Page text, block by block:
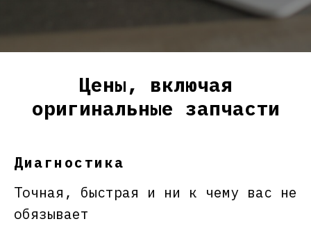
Цены, включая
оригинальные запчасти
Диагностика
Точная, быстрая и ни к чему вас не
обязывает